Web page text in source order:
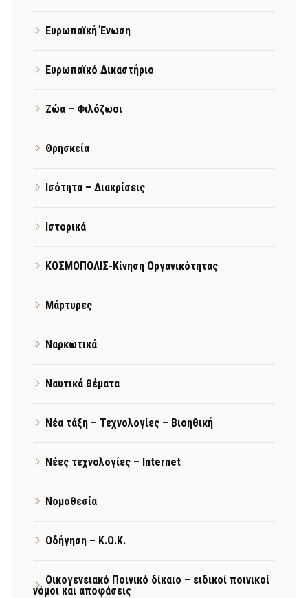
Ευρωπαϊκή Ένωση
Ευρωπαϊκό Δικαστήριο
Ζώα – Φιλόζωοι
Θρησκεία
Ισότητα – Διακρίσεις
Ιστορικά
ΚΟΣΜΟΠΟΛΙΣ-Κίνηση Οργανικότητας
Μάρτυρες
Ναρκωτικά
Ναυτικά θέματα
Νέα τάξη – Τεχνολογίες – Βιοηθική
Νέες τεχνολογίες – Internet
Νομοθεσία
Οδήγηση – Κ.Ο.Κ.
Οικογενειακό Ποινικό δίκαιο – ειδικοί ποινικοί
νόμοι και αποφάσεις